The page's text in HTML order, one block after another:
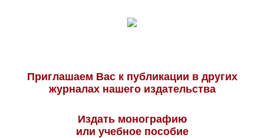
Приглашаем Вас к публикации в других
журналах нашего издательства
Издать монографию
или учебное пособие